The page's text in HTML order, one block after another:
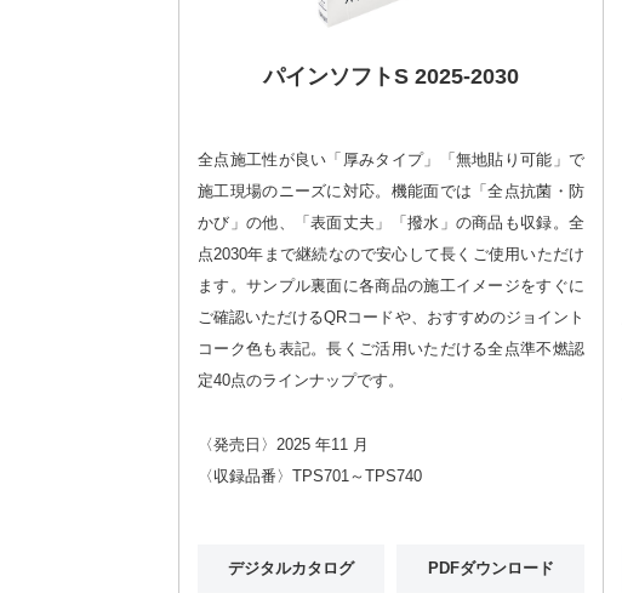
パインソフトS 2025-2030
全点施工性が良い「厚みタイプ」「無地貼り可能」で
施工現場のニーズに対応。機能面では「全点抗菌・防
かび」の他、「表面丈夫」「撥水」の商品も収録。全
点2030年まで継続なので安心して長くご使用いただけ
ます。サンプル裏面に各商品の施工イメージをすぐに
ご確認いただけるQRコードや、おすすめのジョイント
コーク色も表記。長くご活用いただける全点準不燃認
定40点のラインナップです。
〈発売日〉2025 年11 月
〈収録品番〉TPS701～TPS740
デジタルカタログ PDFダウンロード